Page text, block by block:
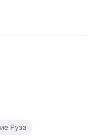
Руза